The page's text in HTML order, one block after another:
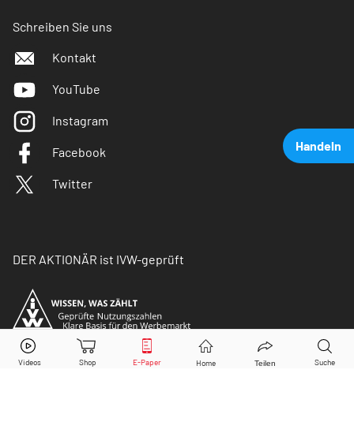
Handeln
Deutsche BankAktie jetzt handeln?
Schreiben Sie uns
Kontakt
YouTube
Instagram
Facebook
Twitter
DER AKTIONÄR ist IVW-geprüft